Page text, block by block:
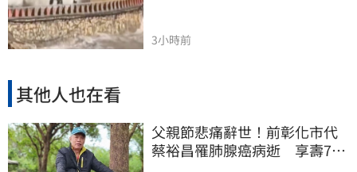
3小時前
其他人也在看
父親節悲痛辭世！前彰化市代
蔡裕昌罹肺腺癌病逝 享壽71